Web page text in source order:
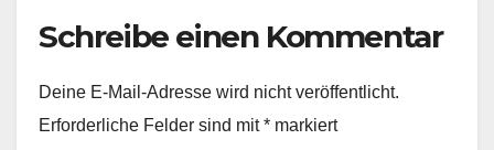
Schreibe einen Kommentar
Deine E-Mail-Adresse wird nicht veröffentlicht.
Erforderliche Felder sind mit* markiert